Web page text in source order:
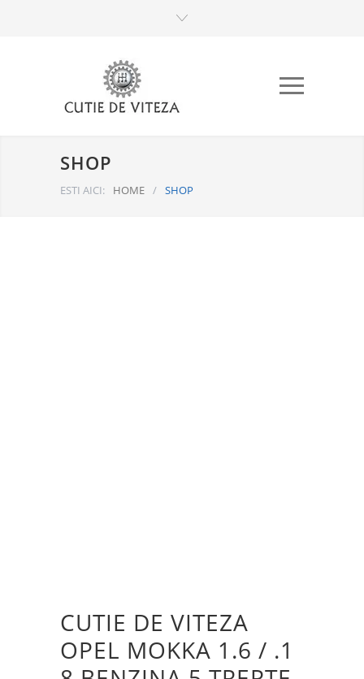
SHOP
ESTI AICI: HOME / SHOP
CUTIE DE VITEZA
OPEL MOKKA 1.6 / .1